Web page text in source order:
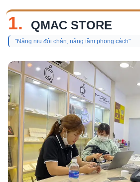
1. QMAC STORE
"Nâng niu đôi chân, nâng tầm phong cách"